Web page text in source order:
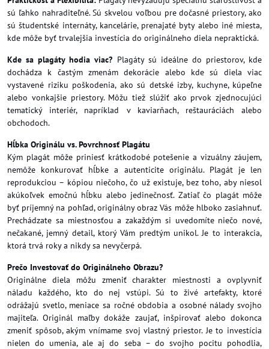
sú ľahko nahraditeľné. Sú skvelou voľbou pre dočasné priestory, ako
sú študentské internáty, kancelárie, prenajaté byty alebo iné miesta,
kde môže byť trvalejšia investícia do originálneho diela nepraktická.
Kde sa plagáty hodia viac? Plagáty sú ideálne do priestorov, kde
dochádza k častým zmenám dekorácie alebo kde sú diela viac
vystavené riziku poškodenia, ako sú detské izby, kuchyne, kúpeľne
alebo vonkajšie priestory. Môžu tiež slúžiť ako prvok zjednocujúci
tematický interiér, napríklad v kaviarňach, reštauráciách alebo
obchodoch.
Hĺbka Originálu vs. Povrchnosť Plagátu
Kým plagát môže priniesť krátkodobé potešenie a vizuálny záujem,
nemôže konkurovať hĺbke a autenticite originálu. Plagát je len
reprodukciou – kópiou niečoho, čo už existuje, bez toho, aby niesol
akúkoľvek emočnú hĺbku alebo jedinečnosť. Zatiaľ čo plagát môže
byť príjemný na pohľad, originálny obraz Vás môže hlboko zasiahnuť.
Prechádzate sa miestnosťou a zakaždým si uvedomíte niečo nové,
nečakané, jemný detail, ktorý Vám predtým unikol. Je to interakcia,
ktorá trvá roky a nikdy sa nevyčerpá.
Prečo Investovať do Originálneho Obrazu?
Originálne diela môžu zmeniť charakter miestnosti a ovplyvniť
náladu každého, kto do nej vstúpi. Sú to živé artefakty, ktoré
odrážajú svetlo, meniace sa ročné obdobia a osobné nálady svojho
majiteľa. Originál maľby dokáže zaujať, inšpirovať alebo dokonca
zmeniť spôsob, akým vnímame svoj vlastný priestor. Je to investícia
nielen do umenia, ale aj do seba – do svojho pocitu pohodlia,